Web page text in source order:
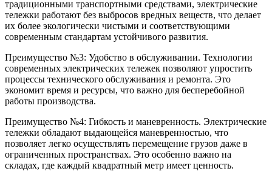
традиционными транспортными средствами, электрические
тележки работают без выбросов вредных веществ, что делает
их более экологически чистыми и соответствующими
современным стандартам устойчивого развития.
Преимущество №3: Удобство в обслуживании. Технологии
современных электрических тележек позволяют упростить
процессы технического обслуживания и ремонта. Это
экономит время и ресурсы, что важно для бесперебойной
работы производства.
Преимущество №4: Гибкость и маневренность. Электрические
тележки обладают выдающейся маневренностью, что
позволяет легко осуществлять перемещение грузов даже в
ограниченных пространствах. Это особенно важно на
складах, где каждый квадратный метр имеет ценность.